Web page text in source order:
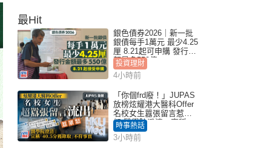
最Hit
銀色債券2026｜新一批
銀債每手1萬元 最少4.25
厘 8.21起可申購 發行金
額最多550億
投資理財
4小時前
「你個frd廢！」JUPAS
放榜炫耀港大醫科Offer
名校女生囂張留言惹眾
怒 醫學院澄清：宣稱
「40.5分獲錄取」不符事
實｜Juicy叮
時事熱話
3小時前